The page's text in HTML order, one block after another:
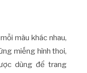
màu khác nhau,
miếng hình thoi,
dùng để trang